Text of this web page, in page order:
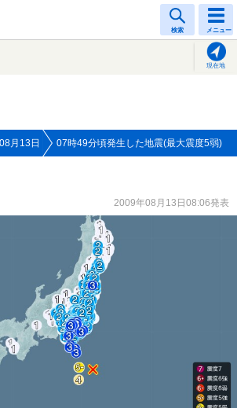
検索 メニュー
現在地
月13日 07時49分頃発生した地震(最大震度5弱)
2009年08月13日08:06発表